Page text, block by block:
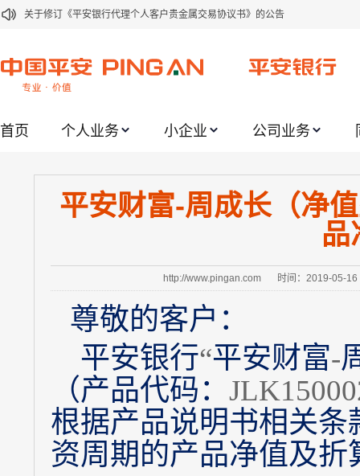
关于修订《平安银行代理个人客户贵金属交易协议书》的公告
关于我行聚金宝交易软件升级更新的通知
关于2020年端午节期间上金所代理业务调整合约保证金比例和涨跌幅度限制的
关于加强代理贵金属业务风险防范的提示
关于平安银行电子版信用卡更名为平安银行数字信用卡的公告
关于修订《平安银行平安金积存业务协议书（个人）》的公告
首页 个人业务 小企业 公司业务
平安财富-周成长（净
品
http://www.pingan.com 时间：2019-05-16
尊敬的客户：
平安银行“平安财富-
（产品代码：
根据产品说明书相关
资周期的产品净值及